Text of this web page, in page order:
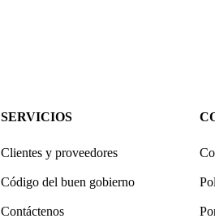
SERVICIOS
Clientes y proveedores
Código del buen gobierno
Contáctenos